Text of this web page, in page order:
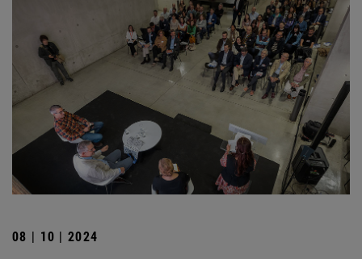
08 | 10 | 2024